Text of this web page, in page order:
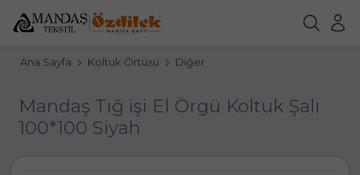
Ana Sayfa Koltuk Örtüsü Diğer
Mandaş Tığ işi El Örgü Koltuk Şalı
100*100 Siyah